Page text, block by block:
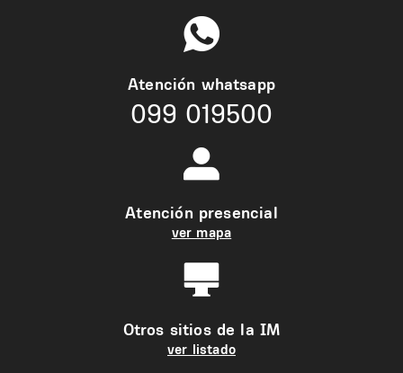
Atención whatsapp
099 019500
Atención presencial
ver mapa
Otros sitios de la IM
ver listado